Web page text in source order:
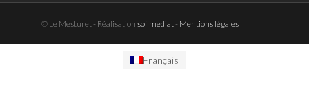
© Le Mesturet - Réalisation sofimediat- Mentions légales
Français